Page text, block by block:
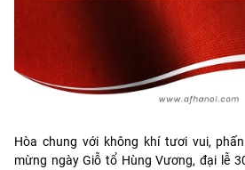
Hòa chung với không khí tươi vui,
mừng ngày Giỗ tổ Hùng Vương, đại lễ